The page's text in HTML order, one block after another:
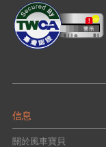
信息
關於風車寶貝